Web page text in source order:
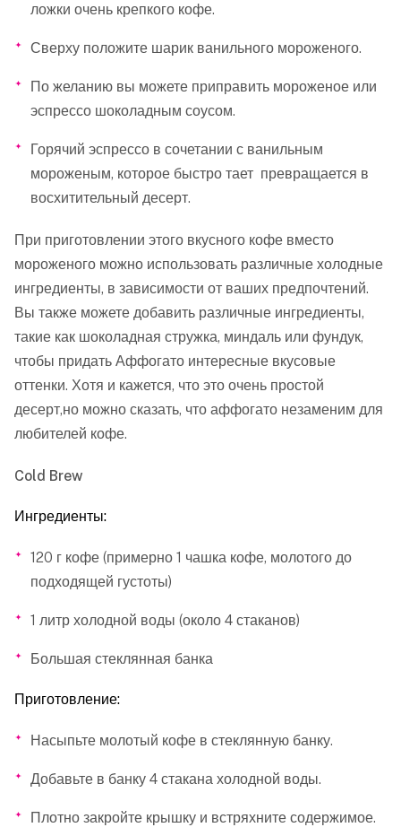
ложки очень крепкого кофе.
Сверху положите шарик ванильного мороженого.
По желанию вы можете приправить мороженое или
эспрессо шоколадным соусом.
Горячий эспрессо в сочетании с ванильным
мороженым, которое быстро тает превращается в
восхитительный десерт.
При приготовлении этого вкусного кофе вместо
мороженого можно использовать различные холодные
ингредиенты, в зависимости от ваших предпочтений.
Вы также можете добавить различные ингредиенты,
такие как шоколадная стружка, миндаль или фундук,
чтобы придать Аффогато интересные вкусовые
оттенки. Хотя и кажется, что это очень простой
десерт,но можно сказать, что аффогато незаменим для
любителей кофе.
Cold Brew
Ингредиенты:
120 г кофе (примерно 1 чашка кофе, молотого до
подходящей густоты)
1 литр холодной воды (около 4 стаканов)
Большая стеклянная банка
Приготовление:
Насыпьте молотый кофе в стеклянную банку.
Добавьте в банку 4 стакана холодной воды.
Плотно закройте крышку и встряхните содержимое.